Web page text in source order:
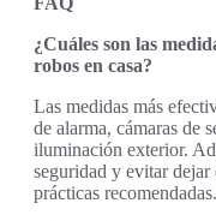
¿Cuáles son las
robos en casa?
Las medidas más
de alarma, cámaras de
iluminación exterior.
seguridad y evitar
prácticas recomendadas.